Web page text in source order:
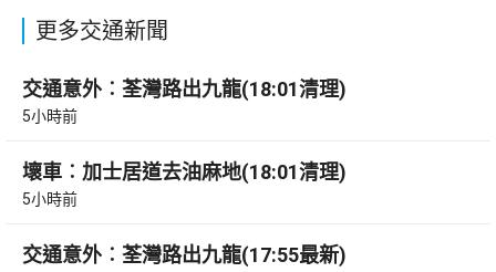
更多交通新聞
交通意外︰荃灣路出九龍(18:01清理)
5小時前
壞車︰加士居道去油麻地(18:01清理)
5小時前
交通意外︰荃灣路出九龍(17:55最新)